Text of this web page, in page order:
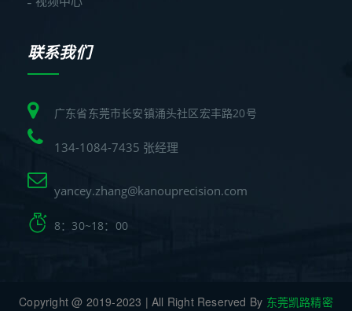
联系我们
广东省东莞市长安镇涌头社区宏丰路20号
134-1084-7435 张经理
yancey.zhang@kanouprecision.com
8：30~18：00
Copyright @ 2019-2023 | All Right Reserved By 东莞凯路精密